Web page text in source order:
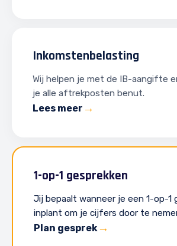
Inkomstenbelasting
Wij helpen je met de IB-aangifte
je alle aftrekposten benut.
Lees meer
1-op-1 gesprekken
Jij bepaalt wanneer je een 1-op-1
inplant om je cijfers door te
Plan gesprek